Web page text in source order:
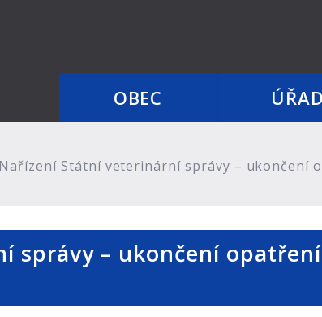
OBEC ÚŘAD
Nařízení Státní veterinární správy – ukončení
správy – ukončení